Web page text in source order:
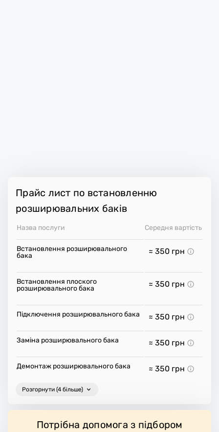
Прайс лист по встановленню
розширювальних баків
Назва послуги Середня вартість
Встановлення розширювального
бака
≈ 350 грн
Встановлення плоского
розширювального бака
≈ 350 грн
Підключення розширювального бака ≈ 350 грн
Заміна розширювального бака ≈ 350 грн
Демонтаж розширювального бака ≈ 350 грн
Розгорнути (4 більше)
Потрібна допомога з підбором